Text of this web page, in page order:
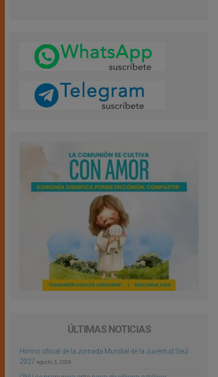
ÚLTIMAS NOTICIAS
Himno oficial de la Jornada Mundial de la Juventud Seúl
2027 agosto 3, 2026